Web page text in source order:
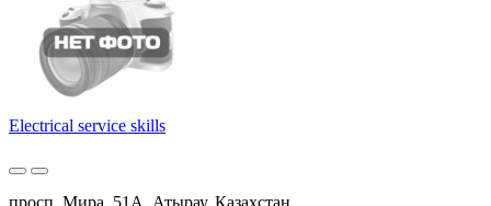
Electrical service skills
просп. Мира, 51А, Атырау, Казахстан